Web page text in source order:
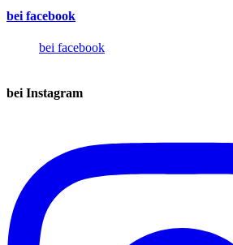
bei facebook
bei facebook
bei Instagram